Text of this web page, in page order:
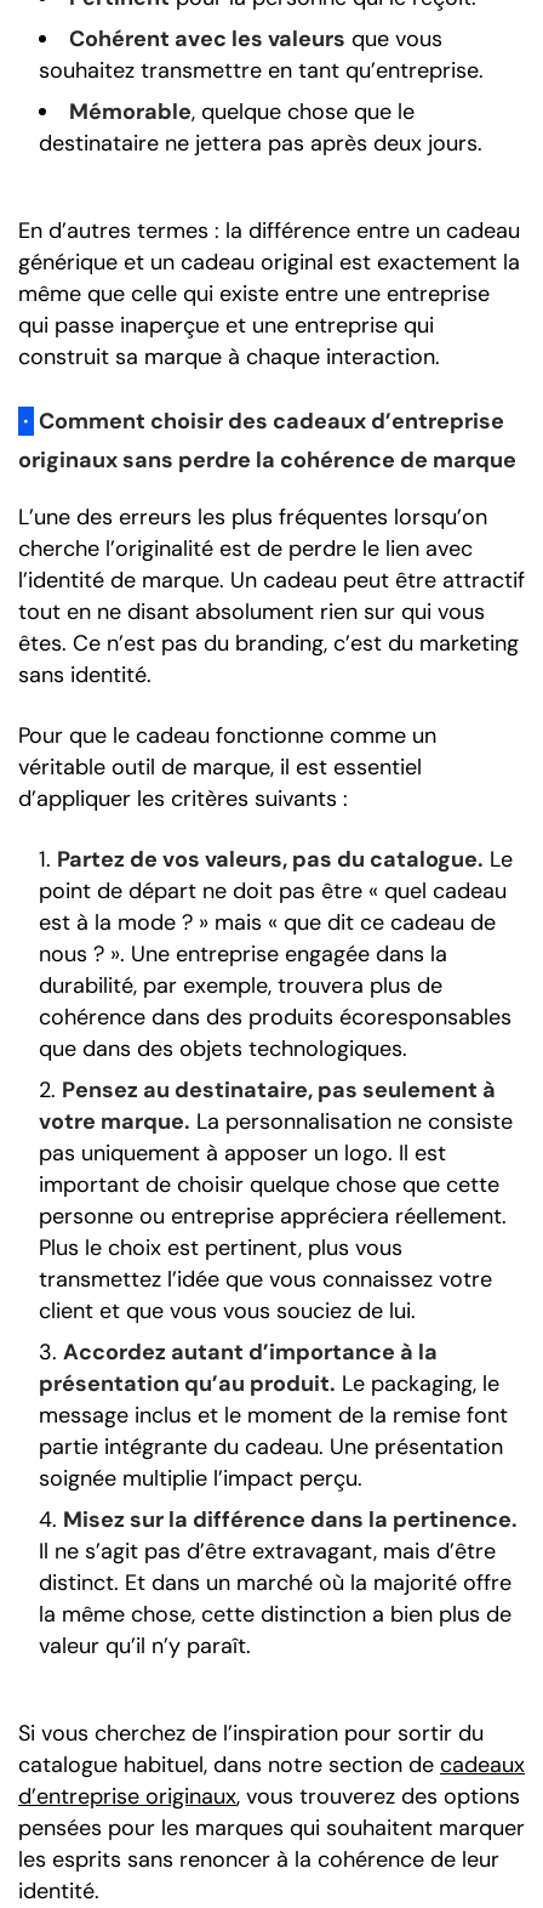
Cohérent avec les valeurs que vous
souhaitez transmettre en tant qu’entreprise.
Mémorable, quelque chose que le
destinataire ne jettera pas après deux jours.
En d’autres termes : la différence entre un cadeau
générique et un cadeau original est exactement la
même que celle qui existe entre une entreprise
qui passe inaperçue et une entreprise qui
construit sa marque à chaque interaction.
· Comment choisir des cadeaux d’entreprise
originaux sans perdre la cohérence de marque
L’une des erreurs les plus fréquentes lorsqu’on
cherche l’originalité est de perdre le lien avec
l’identité de marque. Un cadeau peut être attractif
tout en ne disant absolument rien sur qui vous
êtes. Ce n’est pas du branding, c’est du marketing
sans identité.
Pour que le cadeau fonctionne comme un
véritable outil de marque, il est essentiel
d’appliquer les critères suivants :
Partez de vos valeurs, pas du catalogue. Le
point de départ ne doit pas être « quel cadeau
est à la mode ? » mais « que dit ce cadeau de
nous ? ». Une entreprise engagée dans la
durabilité, par exemple, trouvera plus de
cohérence dans des produits écoresponsables
que dans des objets technologiques.
Pensez au destinataire, pas seulement à
votre marque. La personnalisation ne consiste
pas uniquement à apposer un logo. Il est
important de choisir quelque chose que cette
personne ou entreprise appréciera réellement.
Plus le choix est pertinent, plus vous
transmettez l’idée que vous connaissez votre
client et que vous vous souciez de lui.
Accordez autant d’importance à la
présentation qu’au produit. Le packaging, le
message inclus et le moment de la remise font
partie intégrante du cadeau. Une présentation
soignée multiplie l’impact perçu.
Misez sur la différence dans la pertinence.
Il ne s’agit pas d’être extravagant, mais d’être
distinct. Et dans un marché où la majorité offre
la même chose, cette distinction a bien plus de
valeur qu’il n’y paraît.
Si vous cherchez de l’inspiration pour sortir du
catalogue habituel, dans notre section de cadeaux
d’entreprise originaux, vous trouverez des options
pensées pour les marques qui souhaitent marquer
les esprits sans renoncer à la cohérence de leur
identité.